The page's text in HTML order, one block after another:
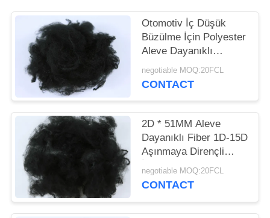
HARITASI
PRIVACY
POLICY
Otomotiv İç Düşük
Büzülme İçin Polyester
Aleve Dayanıklı
Elyaflar 6D * 65MM
negotiable MOQ:20FCL
CONTACT
2D * 51MM Aleve
Dayanıklı Fiber 1D-15D
Aşınmaya Dirençli
İncelik
negotiable MOQ:20FCL
CONTACT